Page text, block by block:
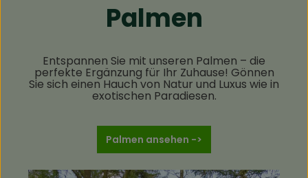
Palmen
Entspannen Sie mit unseren Palmen – die
perfekte Ergänzung für Ihr Zuhause! Gönnen
Sie sich einen Hauch von Natur und Luxus wie in
exotischen Paradiesen.
Palmen ansehen ->